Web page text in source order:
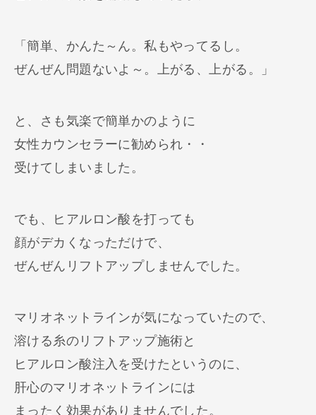
「簡単、かんた～ん。私もやってるし。
ぜんぜん問題ないよ～。上がる、上がる。」
と、さも気楽で簡単かのように
女性カウンセラーに勧められ・・
受けてしまいました。
でも、ヒアルロン酸を打っても
顔がデカくなっただけで、
ぜんぜんリフトアップしませんでした。
マリオネットラインが気になっていたので、
溶ける糸のリフトアップ施術と
ヒアルロン酸注入を受けたというのに、
肝心のマリオネットラインには
まったく効果がありませんでした。